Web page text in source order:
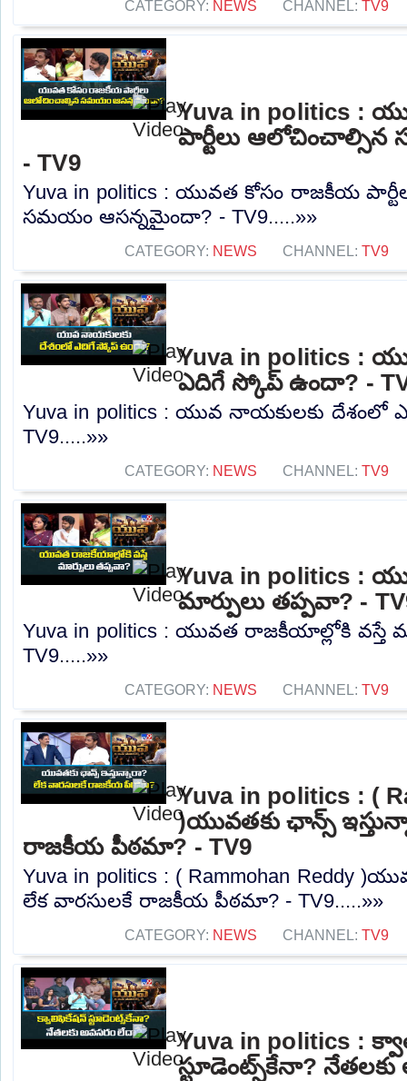
CATEGORY: NEWS CHANNEL: TV9
Yuva in politics :
పార్టీలు
- TV9
Yuva in politics : యువత కోసం రాజకీయ
సమయం ఆసన్నమైందా? - TV9.....»»
CATEGORY: NEWS CHANNEL: TV9
Yuva in politics :
ఎదిగే స్కోప్ ఉందా? -
Yuva in politics : యువ నాయకులకు దేశంలో
TV9.....»»
CATEGORY: NEWS CHANNEL: TV9
Yuva in politics :
మార్పులు తప్పవా? -
Yuva in politics : యువత రాజకీయాల్లోకి వస్తే
TV9.....»»
CATEGORY: NEWS CHANNEL: TV9
Yuva in politics : (
)యువతకు ఛాన్స్
రాజకీయ పీఠమా? - TV9
Yuva in politics : ( Rammohan Reddy
లేక వారసులకే రాజకీయ పీఠమా? - TV9.....»»
CATEGORY: NEWS CHANNEL: TV9
Yuva in politics :
స్టూడెంట్స్‌కేనా?